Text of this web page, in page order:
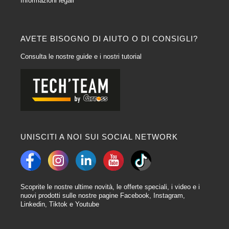
carrozzieri un elevato potere coprente e un'eccellente redditività,
55 sono VOC conformi e pronte all'uso, così i carrozzieri possono lavorare in
Vernici per auto Glasurit Line 90:
La Vernice professionale Line 90 di Glasurit
carrozzieri. Per l'applicazione di questo sistema di Vernici Glasurit, si
Per regolare l'Ugello, è sufficiente impostarlo a 1,3-1,4 mm con una
pressione di spruzzo di 2 bar. Ricordarsi di attendere 5 minuti tra una mano e
Applicazione dei Vernici per auto Glasurit:
L'applicazione dei Vernici per auto Glasurit richiede un approccio meticoloso
e professionale per garantire risultati eccezionali. Ecco una guida generale
AVETE BISOGNO DI AIUTO O DI CONSIGLI?
Consulta le nostre guide e i nostri tutorial
UNISCITI A NOI SUI SOCIAL NETWORK
Scoprite le nostre ultime novità, le offerte speciali, i video e i
nuovi prodotti sulle nostre pagine Facebook, Instagram,
Linkedin, Tiktok e Youtube